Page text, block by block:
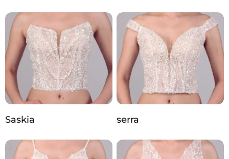
Saskia serra